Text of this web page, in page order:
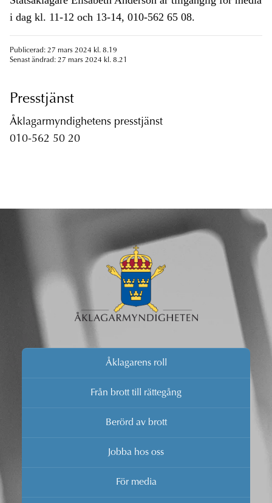
i dag kl. 11-12 och 13-14, 010-562 65 08.
Publicerad: 27 mars 2024 kl. 8.19
Senast ändrad: 27 mars 2024 kl. 8.21
Presstjänst
Åklagarmyndighetens presstjänst
010-562 50 20
Åklagarens roll
Från brott till rättegång
Berörd av brott
Jobba hos oss
För media